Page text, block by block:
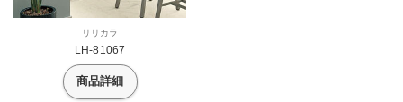
リリカラ
LH-81067
商品詳細